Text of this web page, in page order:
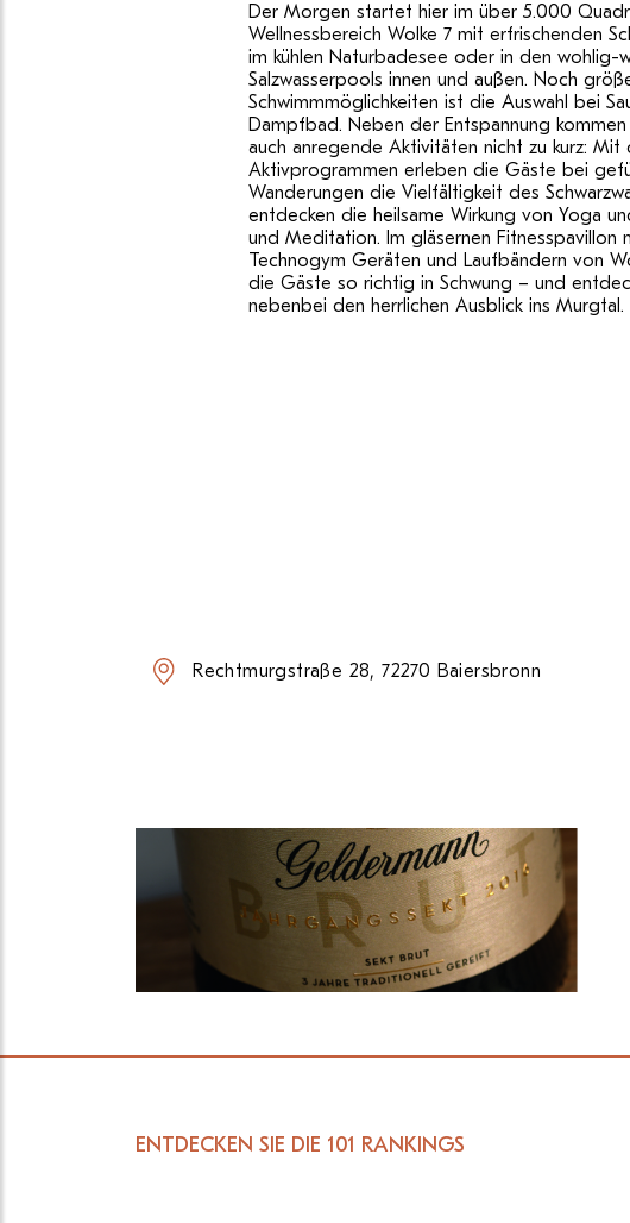
Der Morgen startet hier im über 5.000
Wellnessbereich Wolke 7 mit erfrischenden
im kühlen Naturbadesee oder in den wohlig-
Salzwasserpools innen und außen. Noch
Schwimmmöglichkeiten ist die Auswahl bei
Dampfbad. Neben der Entspannung
auch anregende Aktivitäten nicht zu kurz: Mit
Aktivprogrammen erleben die Gäste bei
Wanderungen die Vielfältigkeit des
entdecken die heilsame Wirkung von Yoga
und Meditation. Im gläsernen Fitnesspavillon
Technogym Geräten und Laufbändern von
die Gäste so richtig in Schwung – und
nebenbei den herrlichen Ausblick ins Murgtal.
Rechtmurgstraße 28, 72270 Baiersbronn
ENTDECKEN SIE DIE 101 RANKINGS